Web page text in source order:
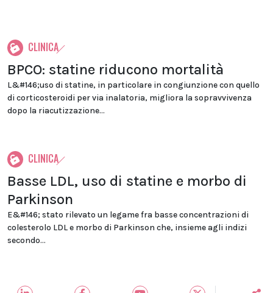
CLINICA
BPCO: statine riducono mortalità
L&#146;uso di statine, in particolare in congiunzione con quello
di corticosteroidi per via inalatoria, migliora la sopravvivenza
dopo la riacutizzazione...
CLINICA
Basse LDL, uso di statine e morbo di
Parkinson
E&#146; stato rilevato un legame fra basse concentrazioni di
colesterolo LDL e morbo di Parkinson che, insieme agli indizi
secondo...